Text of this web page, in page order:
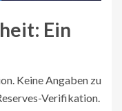
Ein
Keine Angaben zu
Verifikation.